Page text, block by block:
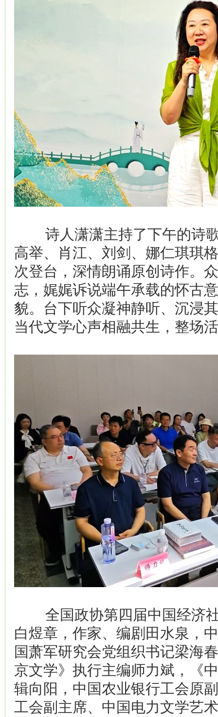
诗人潇潇主持了下午的诗歌
高举、肖江、刘剑、娜仁琪琪
次登台，深情朗诵原创诗作。
志，娓娓诉说端午承载的怀古
貌。台下听众凝神静听、沉浸
当代文学心声相融共生，整场
全国政协第四届中国经济社
白煜章，作家、编剧田水泉，
国萧军研究会党组织书记梁海
京文学》执行主编师力斌，《
辑向阳，中国农业银行工会原
工会副主席、中国电力文学艺